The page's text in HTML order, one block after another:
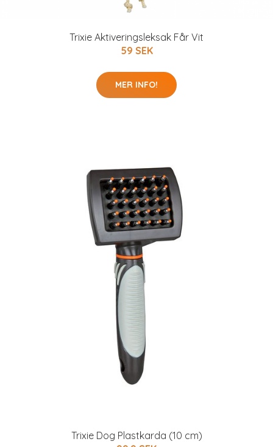
Trixie Aktiveringsleksak Får Vit
59 SEK
MER INFO!
Trixie Dog Plastkarda (10 cm)